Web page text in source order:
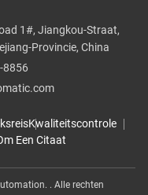
1#, Jiangkou-Straat,
Provincie, China
8856
Kwaliteitscontrole
Een Citaat
. Alle rechten